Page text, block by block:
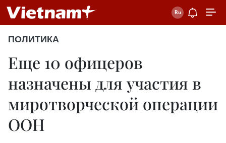
ПОЛИТИКА
Еще 10 офицеров
назначены для участия в
миротворческой операции
ООН